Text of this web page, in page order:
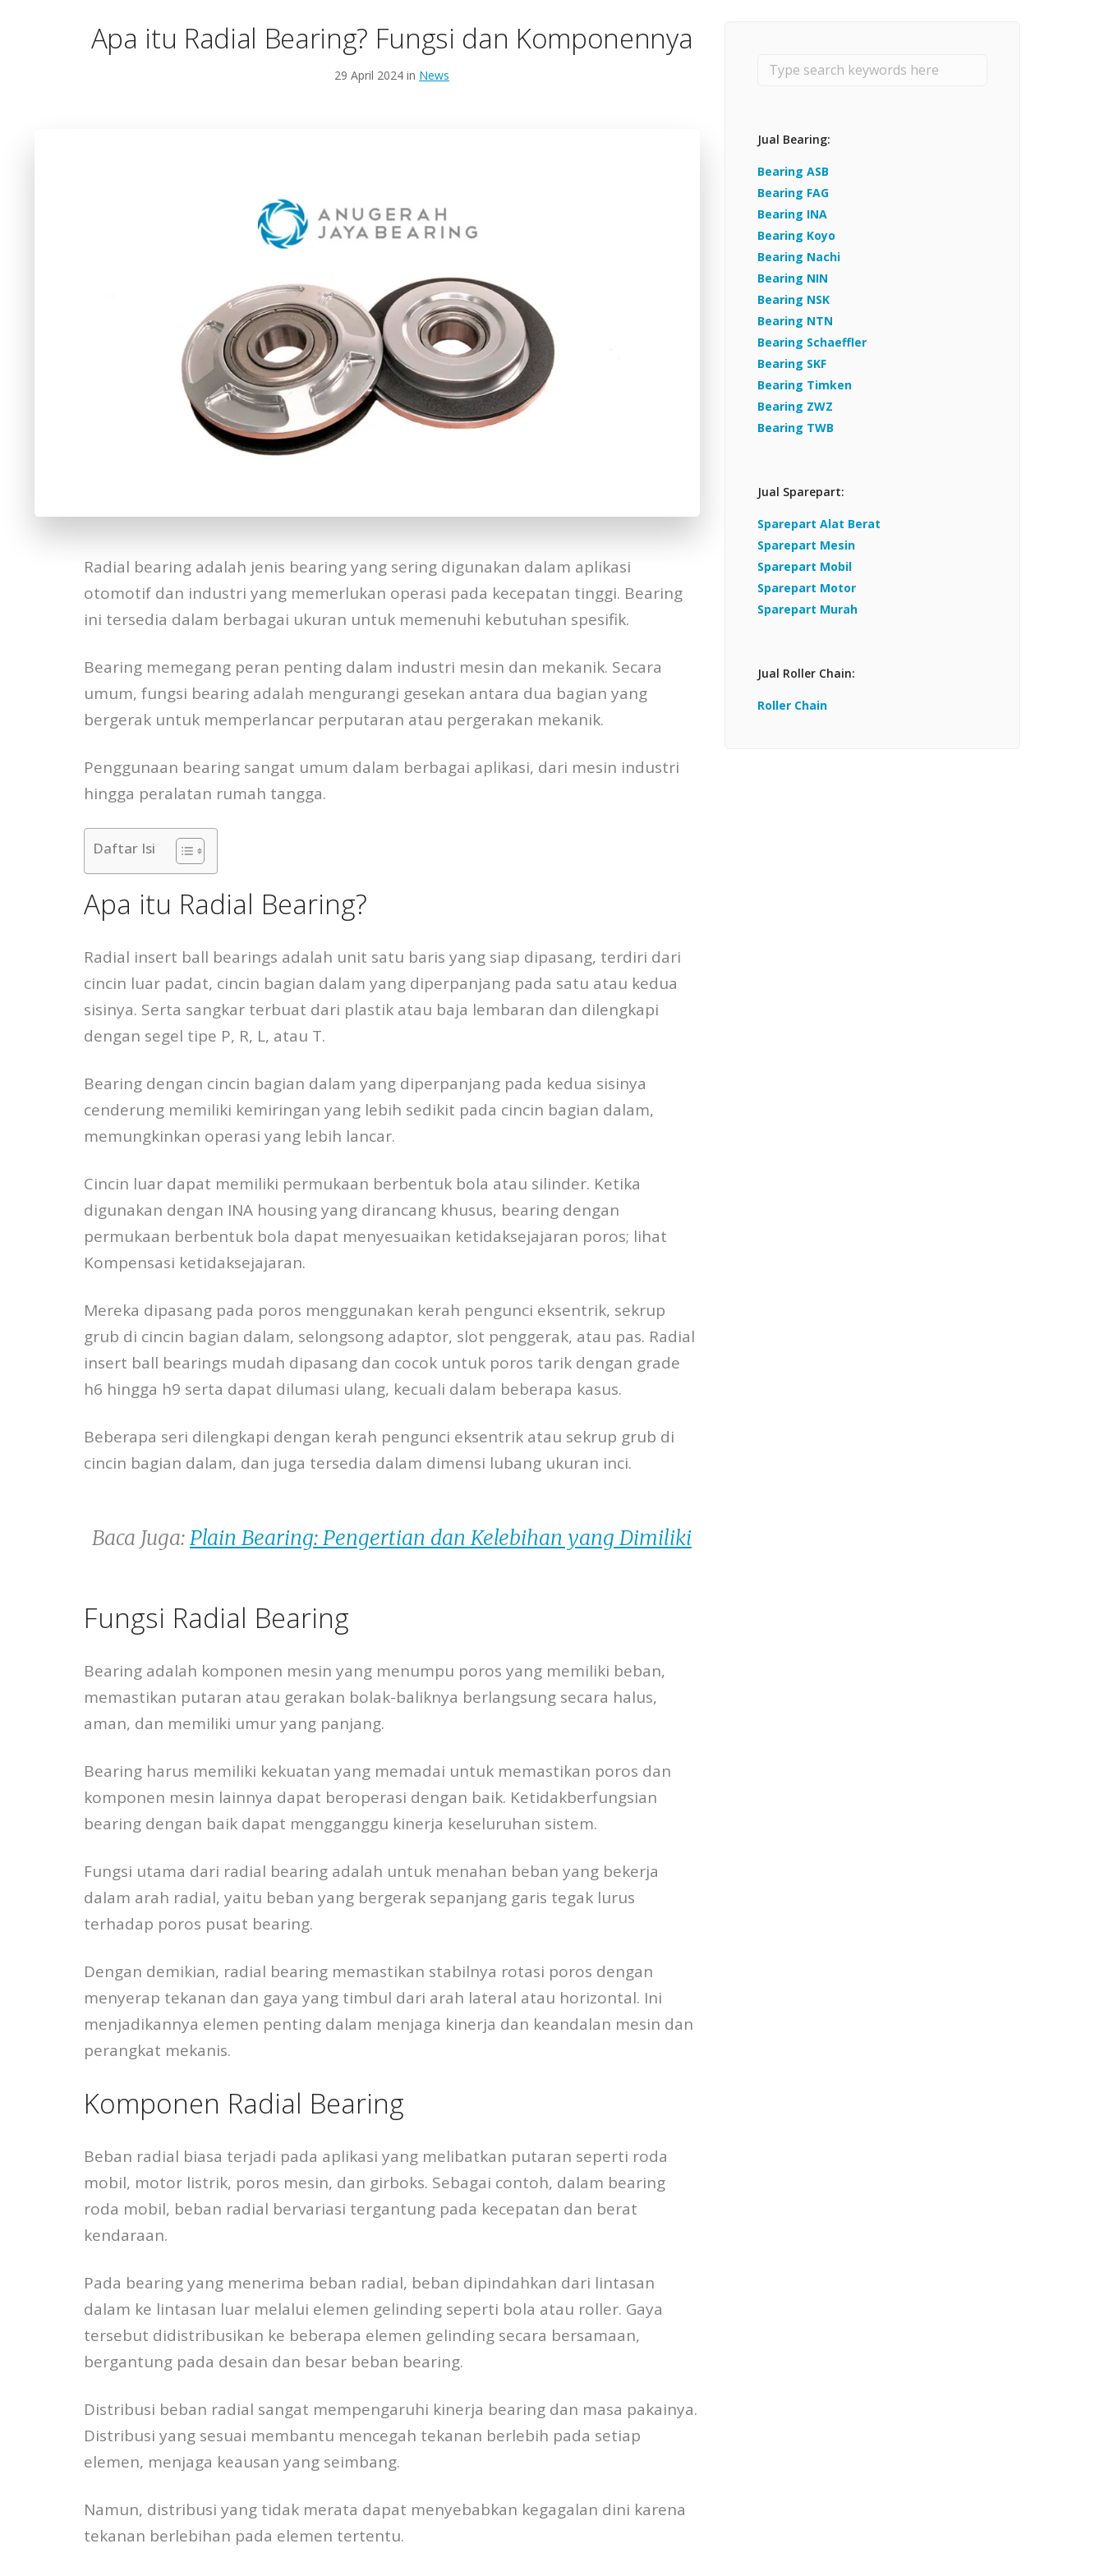
Bearing TWB
Apa itu Radial Bearing? Fungsi dan Komponennya
29 April 2024 in News
Radial bearing adalah jenis bearing yang sering digunakan dalam aplikasi
otomotif dan industri yang memerlukan operasi pada kecepatan tinggi. Bearing
ini tersedia dalam berbagai ukuran untuk memenuhi kebutuhan spesifik.
Bearing memegang peran penting dalam industri mesin dan mekanik. Secara
umum, fungsi bearing adalah mengurangi gesekan antara dua bagian yang
bergerak untuk memperlancar perputaran atau pergerakan mekanik.
Penggunaan bearing sangat umum dalam berbagai aplikasi, dari mesin industri
hingga peralatan rumah tangga.
Daftar Isi
Apa itu Radial Bearing?
Radial insert ball bearings adalah unit satu baris yang siap dipasang, terdiri dari
cincin luar padat, cincin bagian dalam yang diperpanjang pada satu atau kedua
sisinya. Serta sangkar terbuat dari plastik atau baja lembaran dan dilengkapi
dengan segel tipe P, R, L, atau T.
Bearing dengan cincin bagian dalam yang diperpanjang pada kedua sisinya
cenderung memiliki kemiringan yang lebih sedikit pada cincin bagian dalam,
memungkinkan operasi yang lebih lancar.
Cincin luar dapat memiliki permukaan berbentuk bola atau silinder. Ketika
digunakan dengan INA housing yang dirancang khusus, bearing dengan
permukaan berbentuk bola dapat menyesuaikan ketidaksejajaran poros; lihat
Kompensasi ketidaksejajaran.
Mereka dipasang pada poros menggunakan kerah pengunci eksentrik, sekrup
grub di cincin bagian dalam, selongsong adaptor, slot penggerak, atau pas. Radial
insert ball bearings mudah dipasang dan cocok untuk poros tarik dengan grade
h6 hingga h9 serta dapat dilumasi ulang, kecuali dalam beberapa kasus.
Beberapa seri dilengkapi dengan kerah pengunci eksentrik atau sekrup grub di
cincin bagian dalam, dan juga tersedia dalam dimensi lubang ukuran inci.
Baca Juga:Plain Bearing: Pengertian dan Kelebihan yang Dimiliki
Fungsi Radial Bearing
Bearing adalah komponen mesin yang menumpu poros yang memiliki beban,
memastikan putaran atau gerakan bolak-baliknya berlangsung secara halus,
aman, dan memiliki umur yang panjang.
Bearing harus memiliki kekuatan yang memadai untuk memastikan poros dan
komponen mesin lainnya dapat beroperasi dengan baik. Ketidakberfungsian
bearing dengan baik dapat mengganggu kinerja keseluruhan sistem.
Fungsi utama dari radial bearing adalah untuk menahan beban yang bekerja
dalam arah radial, yaitu beban yang bergerak sepanjang garis tegak lurus
terhadap poros pusat bearing.
Dengan demikian, radial bearing memastikan stabilnya rotasi poros dengan
menyerap tekanan dan gaya yang timbul dari arah lateral atau horizontal. Ini
menjadikannya elemen penting dalam menjaga kinerja dan keandalan mesin dan
perangkat mekanis.
Komponen Radial Bearing
Beban radial biasa terjadi pada aplikasi yang melibatkan putaran seperti roda
mobil, motor listrik, poros mesin, dan girboks. Sebagai contoh, dalam bearing
roda mobil, beban radial bervariasi tergantung pada kecepatan dan berat
kendaraan.
Pada bearing yang menerima beban radial, beban dipindahkan dari lintasan
dalam ke lintasan luar melalui elemen gelinding seperti bola atau roller. Gaya
tersebut didistribusikan ke beberapa elemen gelinding secara bersamaan,
bergantung pada desain dan besar beban bearing.
Distribusi beban radial sangat mempengaruhi kinerja bearing dan masa pakainya.
Distribusi yang sesuai membantu mencegah tekanan berlebih pada setiap
elemen, menjaga keausan yang seimbang.
Namun, distribusi yang tidak merata dapat menyebabkan kegagalan dini karena
tekanan berlebihan pada elemen tertentu.
Jual Bearing:
Bearing ASB
Bearing FAG
Bearing INA
Bearing Koyo
Bearing Nachi
Bearing NIN
Bearing NSK
Bearing NTN
Bearing Schaeffler
Bearing SKF
Bearing Timken
Bearing ZWZ
Bearing TWB
Jual Sparepart:
Sparepart Alat Berat
Sparepart Mesin
Sparepart Mobil
Sparepart Motor
Sparepart Murah
Jual Roller Chain:
Roller Chain